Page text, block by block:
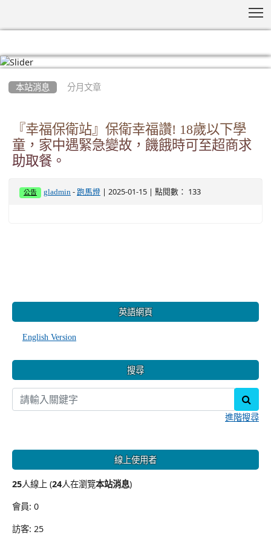
本站消息 分月文章
『幸福保衛站』保衛幸福讚! 18歲以下學
童，家中遇緊急變故，饑餓時可至超商求
助取餐。
公告 gladmin - 跑馬燈 | 2025-01-15 | 點閱數： 133
英語網頁
English Version
搜尋
進階搜尋
線上使用者
25人線上 (24人在瀏覽本站消息)
會員: 0
訪客: 25